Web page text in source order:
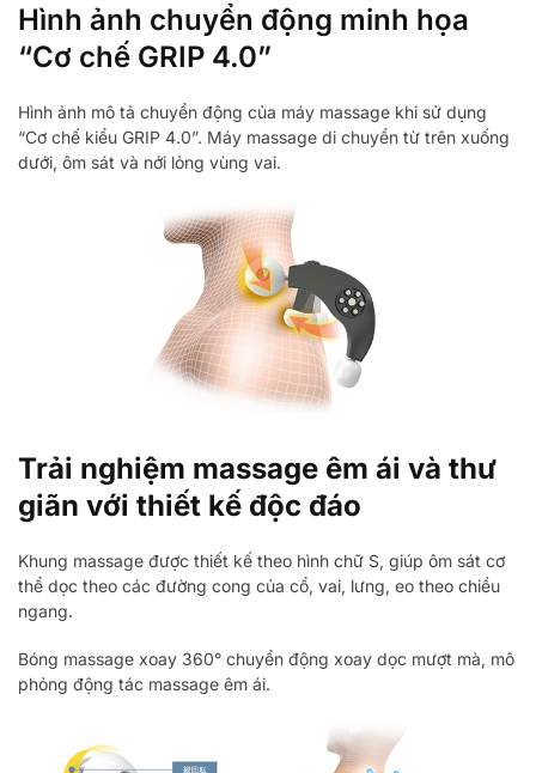
Hình ảnh chuyển động minh họa
“Cơ chế GRIP 4.0”
Hình ảnh mô tả chuyển động của máy massage khi sử dụng
“Cơ chế kiểu GRIP 4.0”. Máy massage di chuyển từ trên xuống
dưới, ôm sát và nới lỏng vùng vai.
Trải nghiệm massage êm ái và thư
giãn với thiết kế độc đáo
Khung massage được thiết kế theo hình chữ S, giúp ôm sát cơ
thể dọc theo các đường cong của cổ, vai, lưng, eo theo chiều
ngang.
Bóng massage xoay 360° chuyển động xoay dọc mượt mà, mô
phỏng động tác massage êm ái.